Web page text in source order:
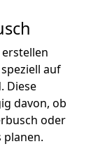
auf
Diese
davon, ob
oder